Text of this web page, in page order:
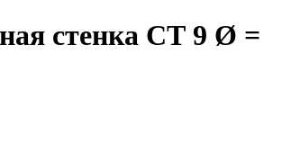
стенка СТ 9 Ø =